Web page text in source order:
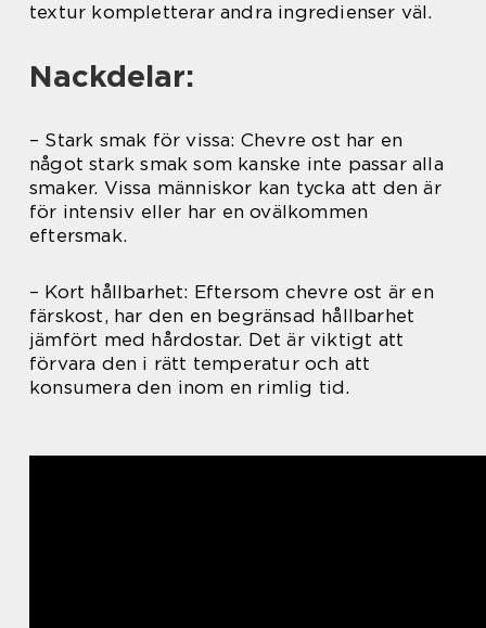
textur kompletterar andra ingredienser väl.
Nackdelar:
– Stark smak för vissa: Chevre ost har en
något stark smak som kanske inte passar alla
smaker. Vissa människor kan tycka att den är
för intensiv eller har en ovälkommen
eftersmak.
– Kort hållbarhet: Eftersom chevre ost är en
färskost, har den en begränsad hållbarhet
jämfört med hårdostar. Det är viktigt att
förvara den i rätt temperatur och att
konsumera den inom en rimlig tid.